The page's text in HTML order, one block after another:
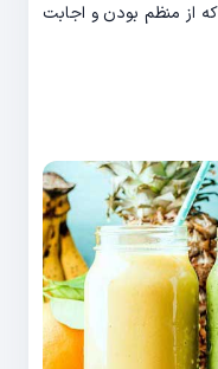
از منظم بودن و اجابت